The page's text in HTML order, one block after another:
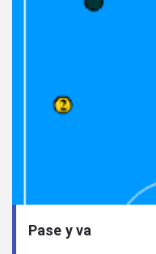
Pase y va